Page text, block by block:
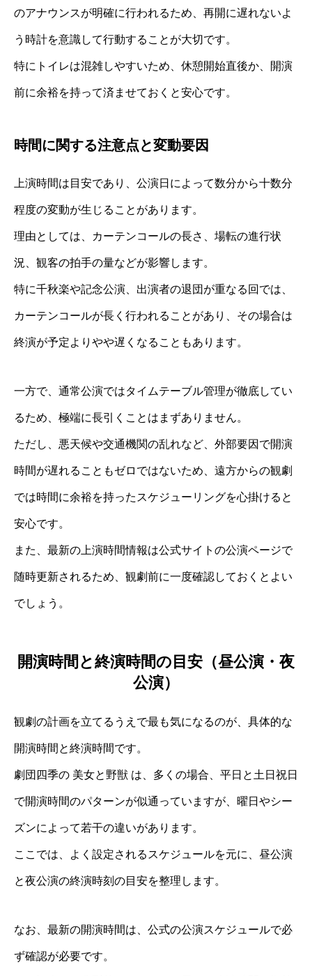
のアナウンスが明確に行われるため、再開に遅れないよ
う時計を意識して行動することが大切です。
特にトイレは混雑しやすいため、休憩開始直後か、開演
前に余裕を持って済ませておくと安心です。
時間に関する注意点と変動要因
上演時間は目安であり、公演日によって数分から十数分
程度の変動が生じることがあります。
理由としては、カーテンコールの長さ、場転の進行状
況、観客の拍手の量などが影響します。
特に千秋楽や記念公演、出演者の退団が重なる回では、
カーテンコールが長く行われることがあり、その場合は
終演が予定よりやや遅くなることもあります。
一方で、通常公演ではタイムテーブル管理が徹底してい
るため、極端に長引くことはまずありません。
ただし、悪天候や交通機関の乱れなど、外部要因で開演
時間が遅れることもゼロではないため、遠方からの観劇
では時間に余裕を持ったスケジューリングを心掛けると
安心です。
また、最新の上演時間情報は公式サイトの公演ページで
随時更新されるため、観劇前に一度確認しておくとよい
でしょう。
開演時間と終演時間の目安（昼公演・夜
公演）
観劇の計画を立てるうえで最も気になるのが、具体的な
開演時間と終演時間です。
劇団四季の 美女と野獣 は、多くの場合、平日と土日祝日
で開演時間のパターンが似通っていますが、曜日やシー
ズンによって若干の違いがあります。
ここでは、よく設定されるスケジュールを元に、昼公演
と夜公演の終演時刻の目安を整理します。
なお、最新の開演時間は、公式の公演スケジュールで必
ず確認が必要です。